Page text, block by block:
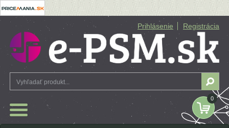
Prihlásenie Registrácia
0